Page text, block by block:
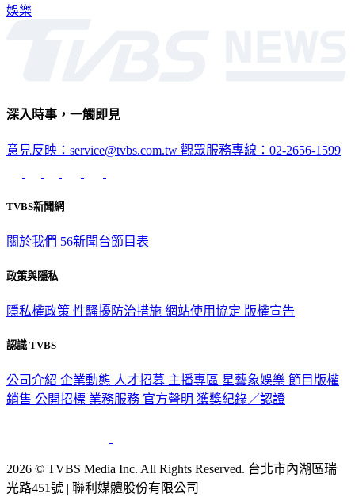
娛樂
深入時事，一觸即見
意見反映：service@tvbs.com.tw 觀眾服務專線：02-2656-1599
TVBS新聞網
關於我們 56新聞台節目表
政策與隱私
隱私權政策 性騷擾防治措施 網站使用協定 版權宣告
認識 TVBS
公司介紹 企業動態 人才招募 主播專區 星藝象娛樂 節目版權
銷售 公開招標 業務服務 官方聲明 獲獎紀錄／認證
2026 © TVBS Media Inc. All Rights Reserved. 台北市內湖區瑞
光路451號 | 聯利媒體股份有限公司